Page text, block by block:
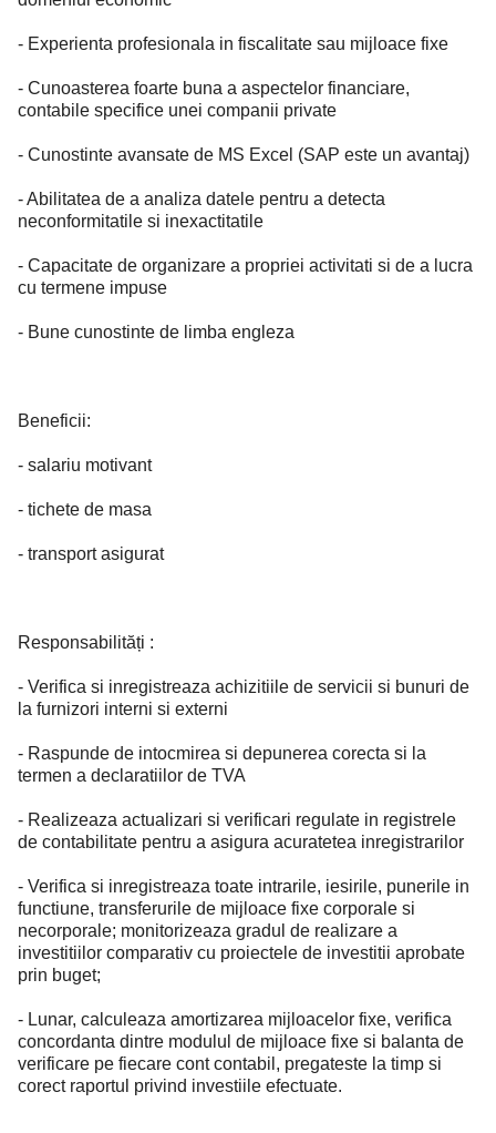
- Experienta profesionala in fiscalitate sau mijloace fixe
- Cunoasterea foarte buna a aspectelor financiare,
contabile specifice unei companii private
- Cunostinte avansate de MS Excel (SAP este un avantaj)
- Abilitatea de a analiza datele pentru a detecta
neconformitatile si inexactitatile
- Capacitate de organizare a propriei activitati si de a lucra
cu termene impuse
- Bune cunostinte de limba engleza
Beneficii:
- salariu motivant
- tichete de masa
- transport asigurat
Responsabilități :
- Verifica si inregistreaza achizitiile de servicii si bunuri de
la furnizori interni si externi
- Raspunde de intocmirea si depunerea corecta si la
termen a declaratiilor de TVA
- Realizeaza actualizari si verificari regulate in registrele
de contabilitate pentru a asigura acuratetea inregistrarilor
- Verifica si inregistreaza toate intrarile, iesirile, punerile in
functiune, transferurile de mijloace fixe corporale si
necorporale; monitorizeaza gradul de realizare a
investitiilor comparativ cu proiectele de investitii aprobate
prin buget;
- Lunar, calculeaza amortizarea mijloacelor fixe, verifica
concordanta dintre modulul de mijloace fixe si balanta de
verificare pe fiecare cont contabil, pregateste la timp si
corect raportul privind investiile efectuate.